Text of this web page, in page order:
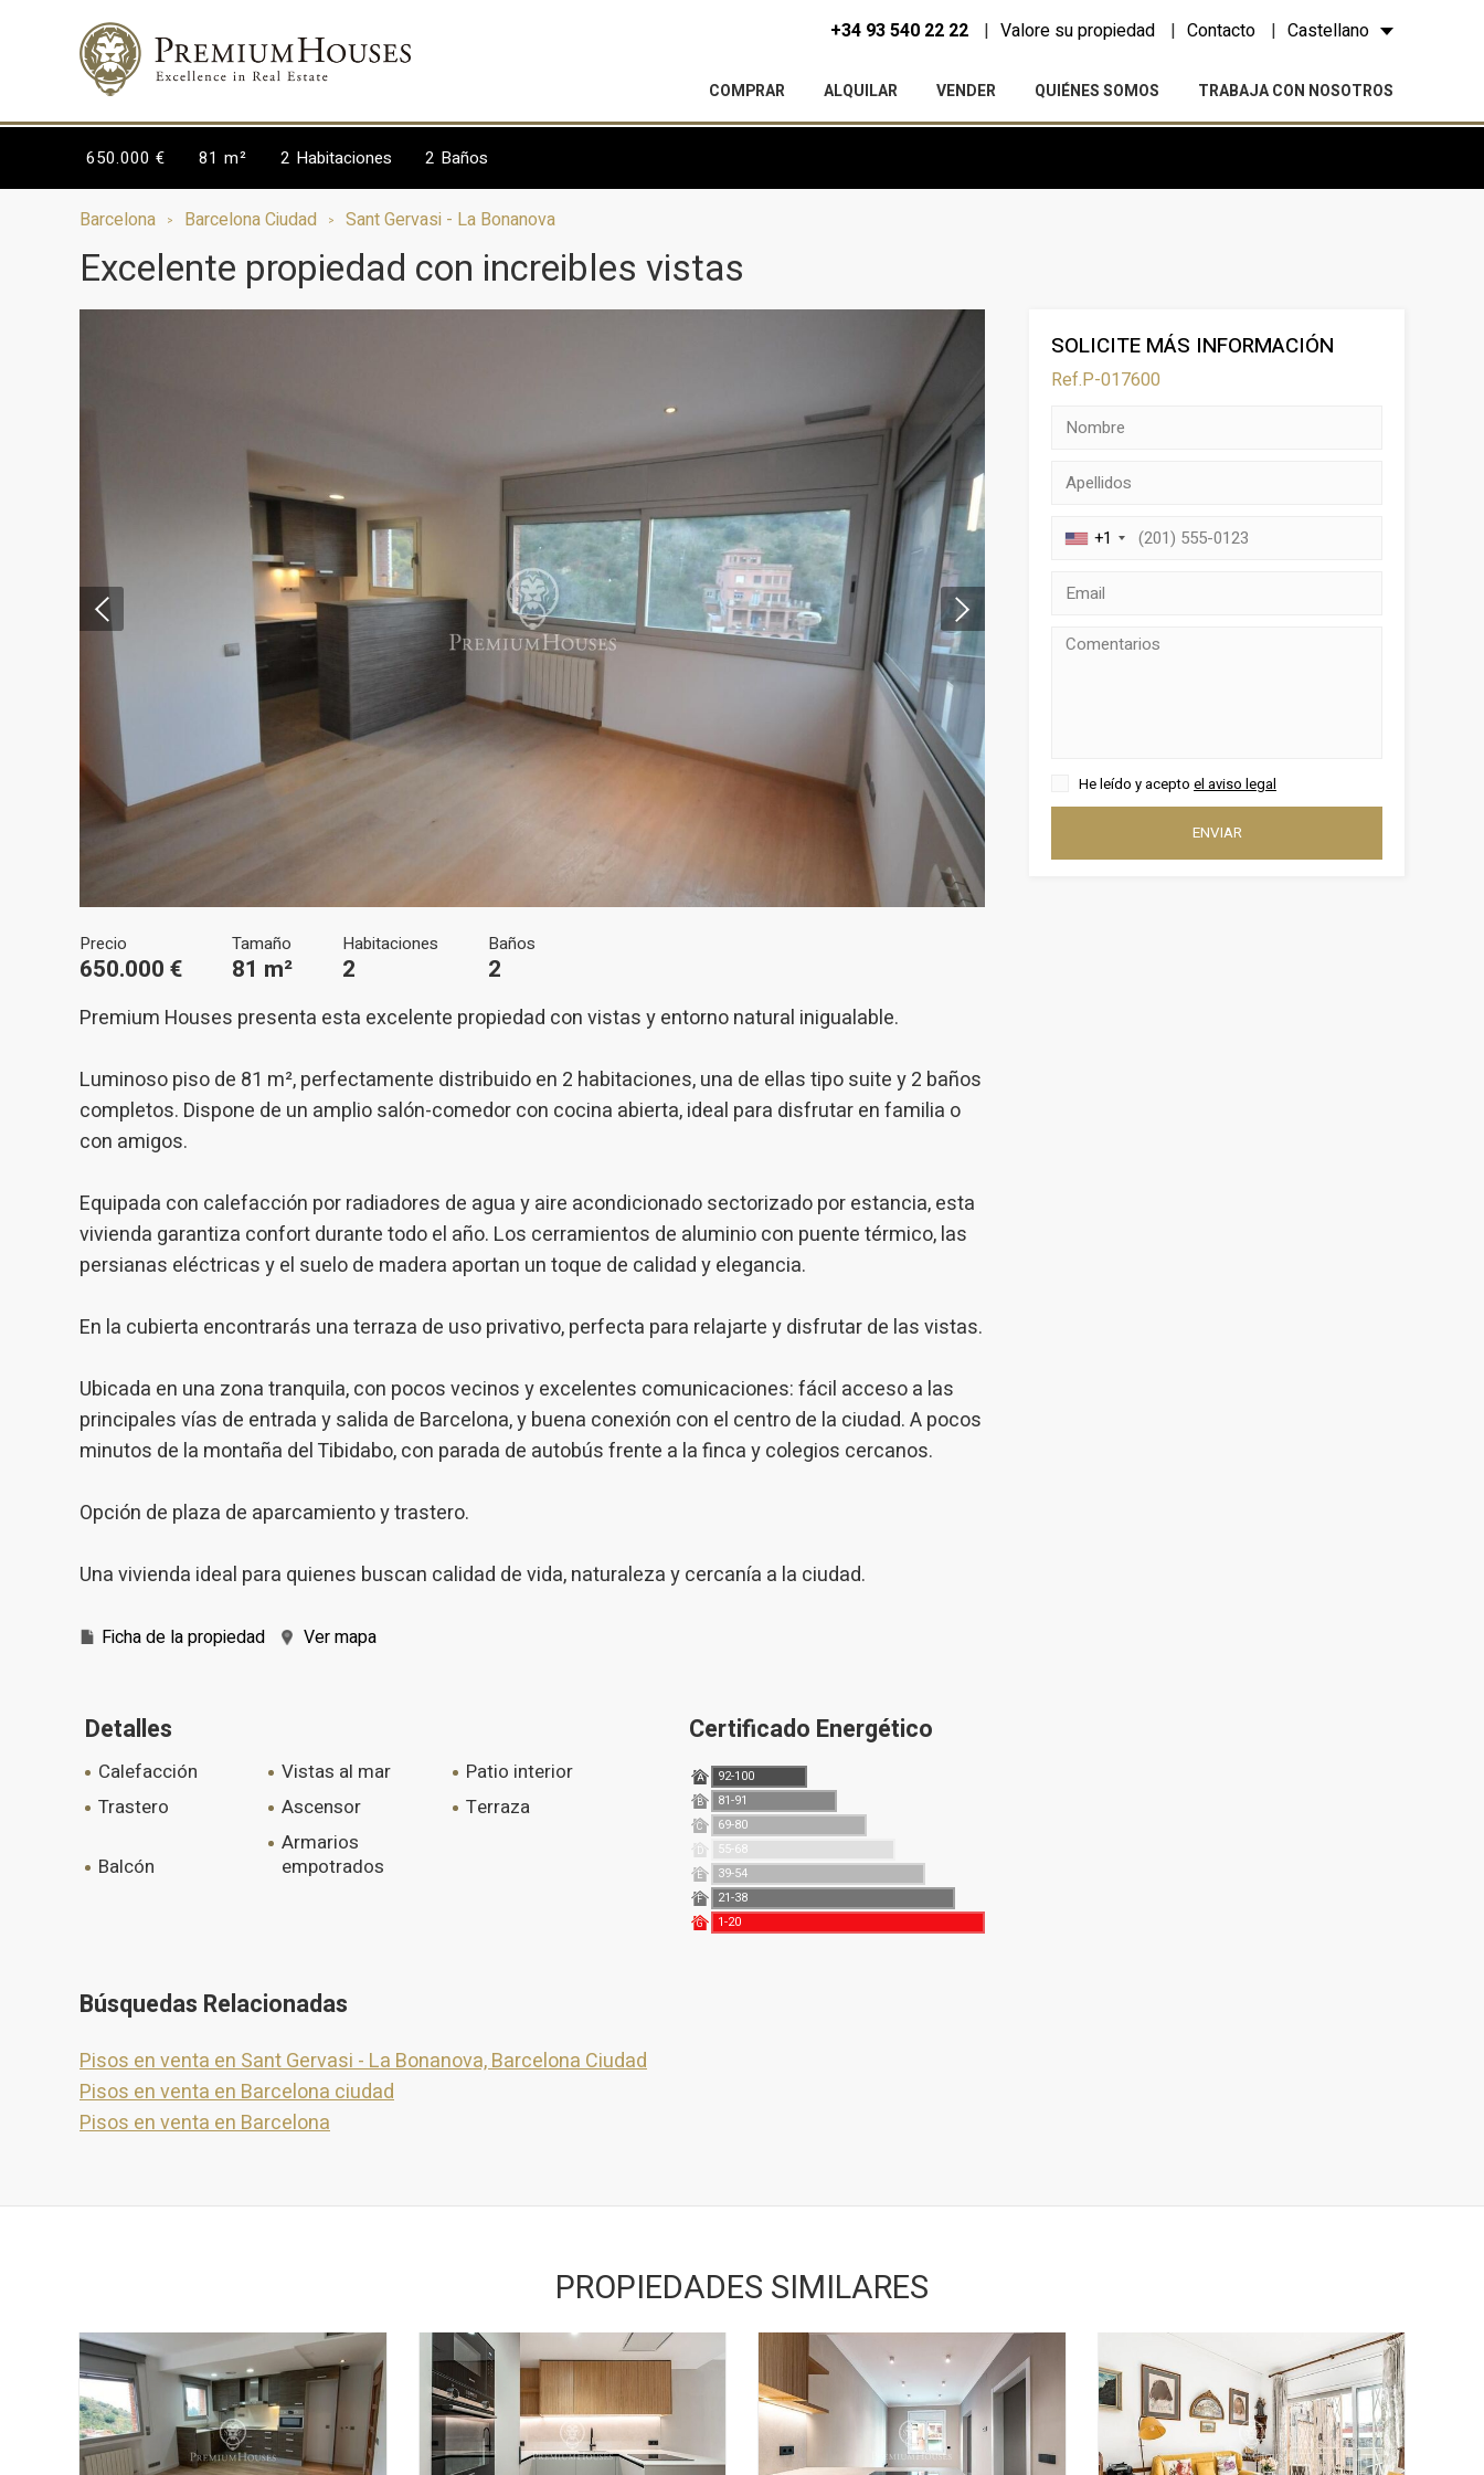
+34 93 540 22 22 Valore su propiedad Contacto Castellano
COMPRAR ALQUILAR VENDER QUIÉNES SOMOS TRABAJA CON NOSOTROS
650.000 € 81 m² 2 Habitaciones 2 Baños
Barcelona Barcelona Ciudad Sant Gervasi - La Bonanova
Excelente propiedad con increibles vistas
Precio
650.000 €
Tamaño
81 m²
Habitaciones
2
Baños
2
Premium Houses presenta esta excelente propiedad con vistas y entorno natural inigualable.
Luminoso piso de 81 m², perfectamente distribuido en 2 habitaciones, una de ellas tipo suite y 2 baños
completos. Dispone de un amplio salón-comedor con cocina abierta, ideal para disfrutar en familia o
con amigos.
Equipada con calefacción por radiadores de agua y aire acondicionado sectorizado por estancia, esta
vivienda garantiza confort durante todo el año. Los cerramientos de aluminio con puente térmico, las
persianas eléctricas y el suelo de madera aportan un toque de calidad y elegancia.
En la cubierta encontrarás una terraza de uso privativo, perfecta para relajarte y disfrutar de las vistas.
Ubicada en una zona tranquila, con pocos vecinos y excelentes comunicaciones: fácil acceso a las
principales vías de entrada y salida de Barcelona, y buena conexión con el centro de la ciudad. A pocos
minutos de la montaña del Tibidabo, con parada de autobús frente a la finca y colegios cercanos.
Opción de plaza de aparcamiento y trastero.
Una vivienda ideal para quienes buscan calidad de vida, naturaleza y cercanía a la ciudad.
Ficha de la propiedad Ver mapa
Detalles
calefacción vistas al mar
patio interior
trastero
ascensor terraza
balcón
armarios
empotrados
Certificado Energético
A 92-100
B 81-91
C 69-80
D 55-68
E 39-54
F 21-38
G 1-20
Búsquedas Relacionadas
Pisos en venta en Sant Gervasi - La Bonanova, Barcelona Ciudad
Pisos en venta en Barcelona ciudad
Pisos en venta en Barcelona
SOLICITE MÁS INFORMACIÓN
Ref.P-017600
+1
He leído y acepto el aviso legal
ENVIAR
PROPIEDADES SIMILARES
Modificar cookies
Técnicas y funcionales
Siempre activas
Este sitio web utiliza Cookies propias para recopilar información con la finalidad de
mejorar nuestros servicios. Si continua navegando, supone la aceptación de la
instalación de las mismas. El usuario tiene la posibilidad de configurar su navegador
pudiendo, si así lo desea, impedir que sean instaladas en su disco duro, aunque
deberá tener en cuenta que dicha acción podrá ocasionar dificultades de navegación
Permiten realizar el seguimiento y análisis del comportamiento de los usuarios de este
sitio web. La información recogida mediante este tipo de cookies se utiliza en la
los usuarios con el fin de introducir mejoras en función del análisis de los datos de uso
que hacen los usuarios del servicio. Permiten guardar la información de preferencia
experiencia a través de productos recomendados.
hábitos de navegación. Gracias a ellas, podemos conocer los hábitos de navegación
en el sitio web y mostrar publicidad relacionada con el perfil de navegación del
usuario.
Guardar configuración